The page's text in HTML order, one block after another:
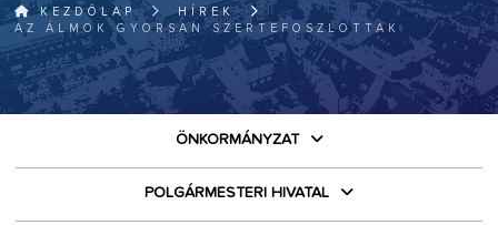
KEZDŐLAP
HÍREK
AZ ÁLMOK GYORSAN SZERTEFOSZLOTTAK
ÖNKORMÁNYZAT
POLGÁRMESTERI HIVATAL